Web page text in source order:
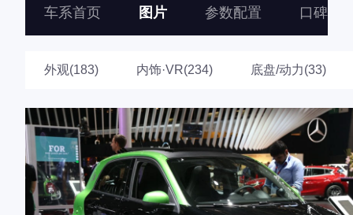
车系首页 图片 参数配置 口碑
外观(183) 内饰·VR(234) 底盘/动力(33)